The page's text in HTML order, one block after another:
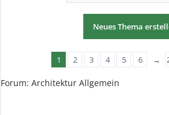
Neues Thema
1 2 3 4 5 6 →
Forum: Architektur Allgemein